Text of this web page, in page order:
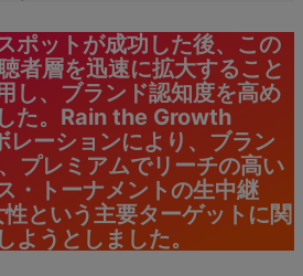
ポットが成功した後、この
者層を迅速に拡大すること
し、ブランド認知度を高め
た。Rain the Growth
ーションにより、ブラン
プレミアムでリーチの高い
・トーナメントの生中継
という主要ターゲットに関
ようとしました。